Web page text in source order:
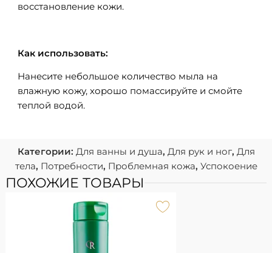
восстановление кожи.
Как использовать:
Нанесите небольшое количество мыла на
влажную кожу, хорошо помассируйте и смойте
теплой водой.
Категории: Для ванны и душа, Для рук и ног, Для
тела, Потребности, Проблемная кожа, Успокоение
ПОХОЖИЕ ТОВАРЫ